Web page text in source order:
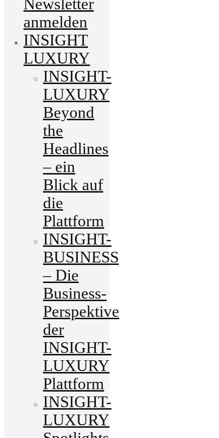
Newsletter
anmelden
INSIGHT
LUXURY
INSIGHT-
LUXURY
Beyond
the
Headlines
– ein
Blick auf
die
Plattform
INSIGHT-
BUSINESS
– Die
Business-
Perspektive
der
INSIGHT-
LUXURY
Plattform
INSIGHT-
LUXURY